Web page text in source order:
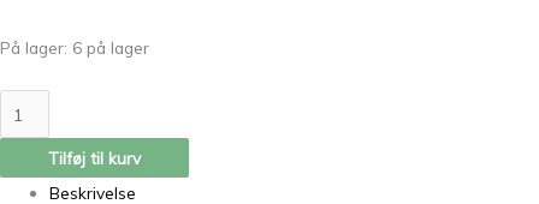
På lager: 6 på lager
Tilføj til kurv
Beskrivelse